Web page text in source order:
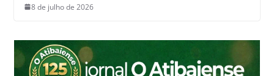
8 de julho de 2026